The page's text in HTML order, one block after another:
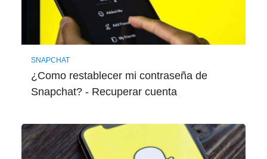
SNAPCHAT
¿Como restablecer mi contraseña de
Snapchat? - Recuperar cuenta